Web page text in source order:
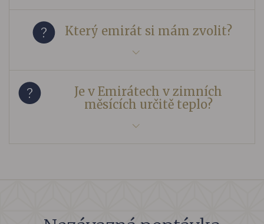
Který emirát si mám zvolit?
Je v Emirátech v zimních
měsících určitě teplo?